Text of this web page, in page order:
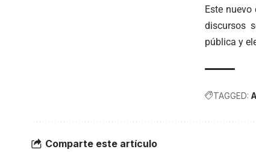
Este
discursos
pública y
TAGGED:
Comparte este artículo